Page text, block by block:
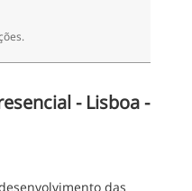
- Lisboa -
das